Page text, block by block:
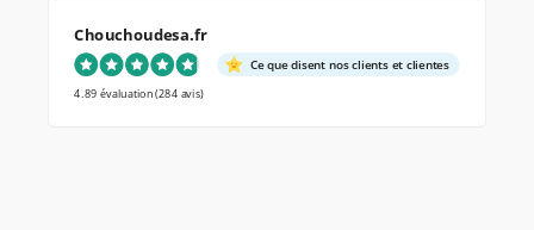
Chouchoudesa.fr
Ce que disent nos clients et clientes
4.89 évaluation(284 avis)